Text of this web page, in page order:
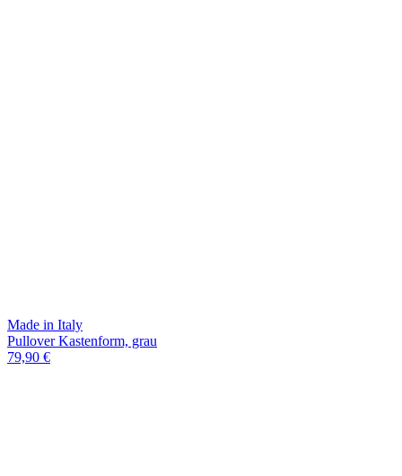
Made in Italy
Pullover Kastenform, grau
79,90 €